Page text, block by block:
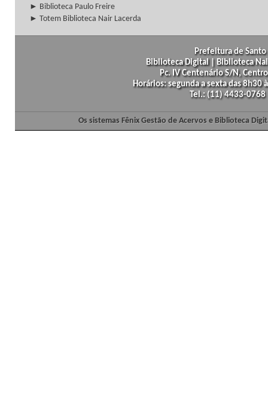
► Biblioteca Paulo Freire
► Totem Biblioteca Nair Lacerda
Prefeitura de
Biblioteca Digital | Biblioteca
Pc. IV Centenário S/N,
Horários: segunda a sexta das
Tel.: (11) 4433-
Os sistemas Fênix Gestão de Acervos e Biblioteca